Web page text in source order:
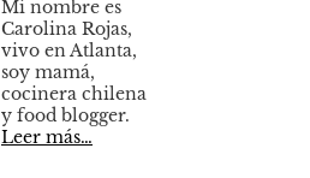
Mi nombre es
Carolina Rojas,
vivo en Atlanta,
soy mamá,
cocinera chilena
y food blogger.
Leer más…